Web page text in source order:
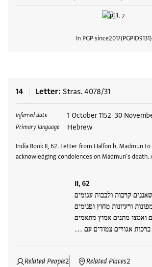
In PGP since2017 PGPID9131
14 Letter Stras. 4078/31
Inferred date 1 October 1152–30
Primary language Hebrew
India Book II, 62. Letter from Ḥalfon b. Madmun to
acknowledging condolences on Madmun's death.
II, 62
קרבות ולבבות עגומים
ורעיונות מחוץ ופנימים
ואמצו מתנים אמוץ מתאמים
ברכות אגורים צמודים עם …
Related People2 Related Places2
Tags